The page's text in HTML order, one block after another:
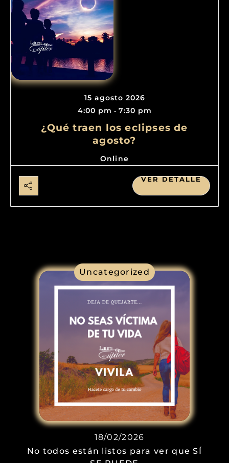
15 agosto 2026
4:00 pm - 7:30 pm
¿Qué traen los eclipses de
agosto?
Online
VER DETALLE
Uncategorized
18/02/2026
No todos están listos para ver que SÍ